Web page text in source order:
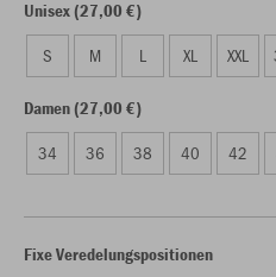
Unisex (27,00 €)
S M L XL XXL
Damen (27,00 €)
34 36 38 40 42
Fixe Veredelungspositionen